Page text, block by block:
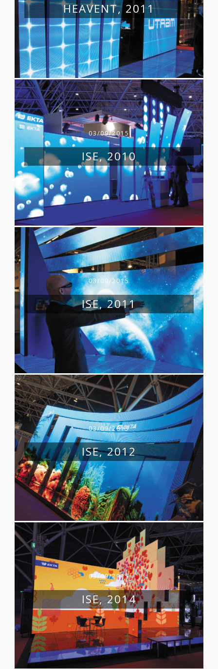
HEAVENT, 2011
03/09/2015
ISE, 2010
03/09/2015
ISE, 2011
03/09/2015
ISE, 2012
03/09/2015
ISE, 2014